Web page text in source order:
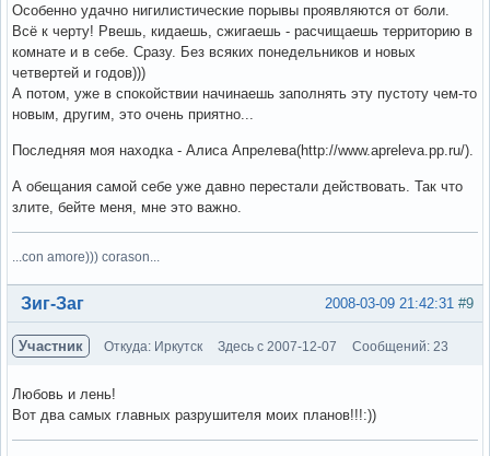
Особенно удачно нигилистические порывы проявляются от боли.
Всё к черту! Рвешь, кидаешь, сжигаешь - расчищаешь территорию в
комнате и в себе. Сразу. Без всяких понедельников и новых
четвертей и годов)))
А потом, уже в спокойствии начинаешь заполнять эту пустоту чем-то
новым, другим, это очень приятно...
Последняя моя находка - Алиса Апрелева(http://www.apreleva.pp.ru/).
А обещания самой себе уже давно перестали действовать. Так что
злите, бейте меня, мне это важно.
...con amore))) corason...
Вне форума #9
2008-03-09 21:42:31
Зиг-Заг
Участник Откуда: Иркутск Здесь с 2007-12-07 Сообщений: 23
Любовь и лень!
Вот два самых главных разрушителя моих планов!!!:))